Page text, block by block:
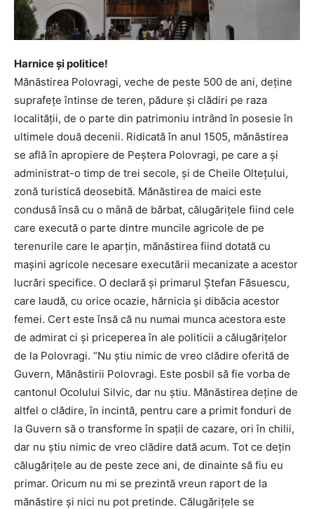
Harnice şi politice!
Mănăstirea Polovragi, veche de peste 500 de ani, deţine
suprafeţe întinse de teren, pădure şi clădiri pe raza
localităţii, de o parte din patrimoniu intrând în posesie în
ultimele două decenii. Ridicată în anul 1505, mănăstirea
se află în apropiere de Peştera Polovragi, pe care a şi
administrat-o timp de trei secole, şi de Cheile Olteţului,
zonă turistică deosebită. Mănăstirea de maici este
condusă însă cu o mână de bărbat, călugăriţele fiind cele
care execută o parte dintre muncile agricole de pe
terenurile care le aparţin, mănăstirea fiind dotată cu
maşini agricole necesare executării mecanizate a acestor
lucrări specifice. O declară şi primarul Ştefan Făsuescu,
care laudă, cu orice ocazie, hărnicia şi dibăcia acestor
femei. Cert este însă că nu numai munca acestora este
de admirat ci şi priceperea în ale politicii a călugăriţelor
de la Polovragi. “Nu ştiu nimic de vreo clădire oferită de
Guvern, Mănăstirii Polovragi. Este posbil să fie vorba de
cantonul Ocolului Silvic, dar nu ştiu. Mănăstirea deţine de
altfel o clădire, în incintă, pentru care a primit fonduri de
la Guvern să o transforme în spaţii de cazare, ori în chilii,
dar nu ştiu nimic de vreo clădire dată acum. Tot ce deţin
călugăriţele au de peste zece ani, de dinainte să fiu eu
primar. Oricum nu mi se prezintă vreun raport de la
mănăstire şi nici nu pot pretinde. Călugăriţele se